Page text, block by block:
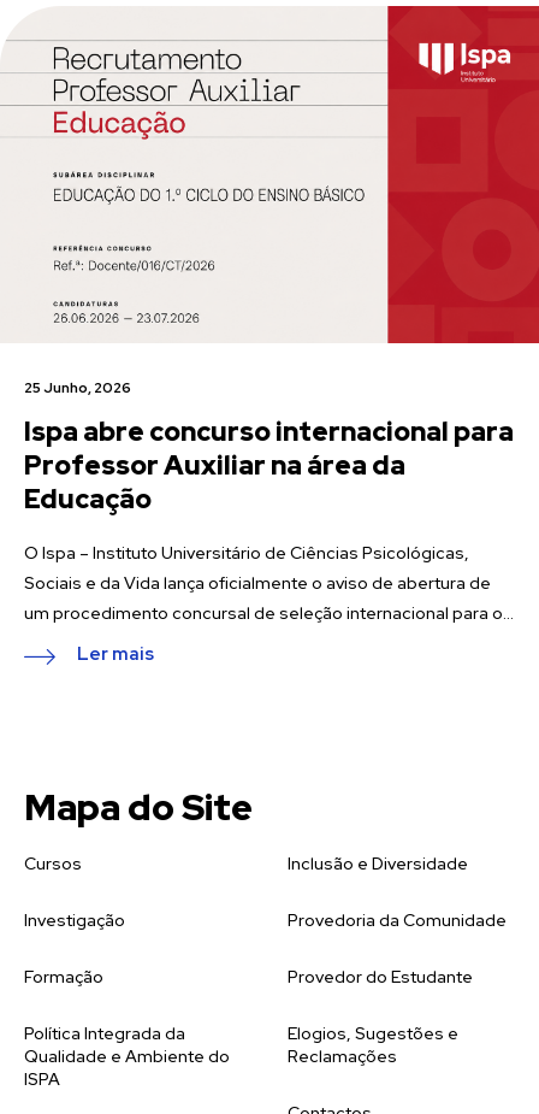
25 Junho, 2026
Ispa abre concurso internacional para
Professor Auxiliar na área da
Educação
O Ispa – Instituto Universitário de Ciências Psicológicas,
Sociais e da Vida lança oficialmente o aviso de abertura de
um procedimento concursal de seleção internacional para o...
Ler mais
Mapa do Site
Cursos
Investigação
Formação
Política Integrada da
Qualidade e Ambiente do
ISPA
Inclusão e Diversidade
Provedoria da Comunidade
Provedor do Estudante
Elogios, Sugestões e
Reclamações